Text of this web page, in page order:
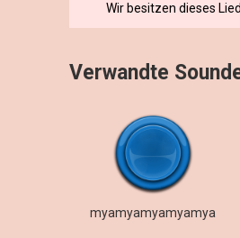
Wir besitzen dieses
Verwandte
myamyamyamyamya